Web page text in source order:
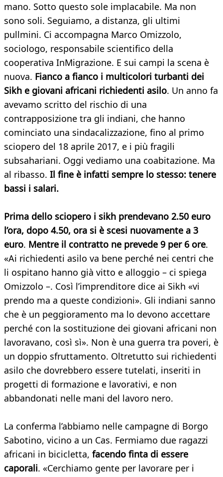
mano. Sotto questo sole implacabile. Ma non
sono soli. Seguiamo, a distanza, gli ultimi
pullmini. Ci accompagna Marco Omizzolo,
sociologo, responsabile scientifico della
cooperativa InMigrazione. E sui campi la scena è
nuova. Fianco a fianco i multicolori turbanti dei
Sikh e giovani africani richiedenti asilo. Un anno fa
avevamo scritto del rischio di una
contrapposizione tra gli indiani, che hanno
cominciato una sindacalizzazione, fino al primo
sciopero del 18 aprile 2017, e i più fragili
subsahariani. Oggi vediamo una coabitazione. Ma
al ribasso. Il fine è infatti sempre lo stesso: tenere
bassi i salari.
Prima dello sciopero i sikh prendevano 2.50 euro
l’ora, dopo 4.50, ora si è scesi nuovamente a 3
euro. Mentre il contratto ne prevede 9 per 6 ore.
«Ai richiedenti asilo va bene perché nei centri che
li ospitano hanno già vitto e alloggio – ci spiega
Omizzolo –. Così l’imprenditore dice ai Sikh «vi
prendo ma a queste condizioni». Gli indiani sanno
che è un peggioramento ma lo devono accettare
perché con la sostituzione dei giovani africani non
lavoravano, così sì». Non è una guerra tra poveri, è
un doppio sfruttamento. Oltretutto sui richiedenti
asilo che dovrebbero essere tutelati, inseriti in
progetti di formazione e lavorativi, e non
abbandonati nelle mani del lavoro nero.
La conferma l’abbiamo nelle campagne di Borgo
Sabotino, vicino a un Cas. Fermiamo due ragazzi
africani in bicicletta, facendo finta di essere
caporali. «Cerchiamo gente per lavorare per i